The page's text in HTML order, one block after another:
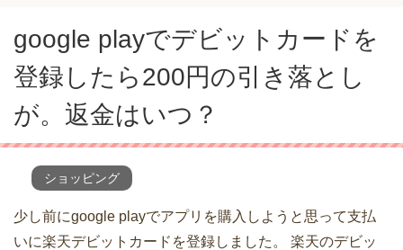
google playでデビットカードを
登録したら200円の引き落とし
が。返金はいつ？
ショッピング
少し前にgoogle playでアプリを購入しようと思って支払
いに楽天デビットカードを登録しました。 楽天のデビッ